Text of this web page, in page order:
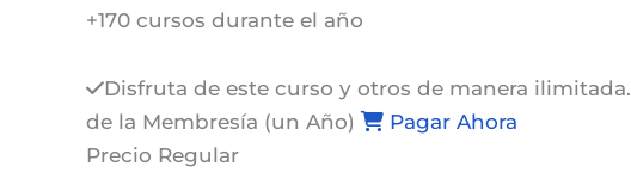
+170 cursos durante el año
Disfruta de este curso y otros de manera ilimitada.
de la Membresía (un Año)
Pagar Ahora
Precio Regular